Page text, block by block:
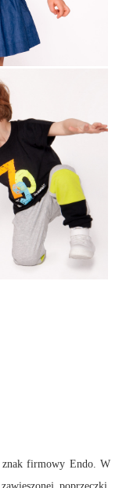
firmowy Endo. W